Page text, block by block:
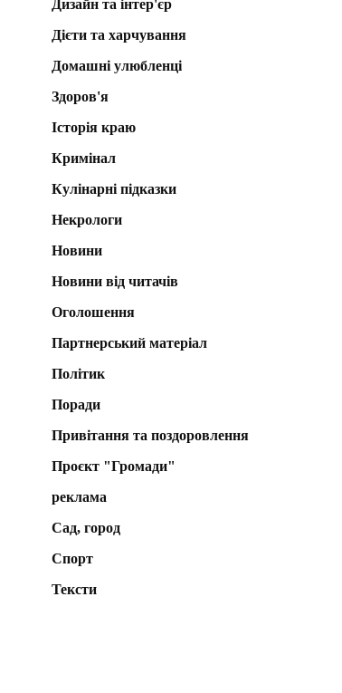
Дизайн та інтер'єр
Дієти та харчування
Домашні улюбленці
Здоров'я
Історія краю
Кримінал
Кулінарні підказки
Некрологи
Новини
Новини від читачів
Оголошення
Партнерський матеріал
Політик
Поради
Привітання та поздоровлення
Проєкт "Громади"
реклама
Сад, город
Спорт
Тексти